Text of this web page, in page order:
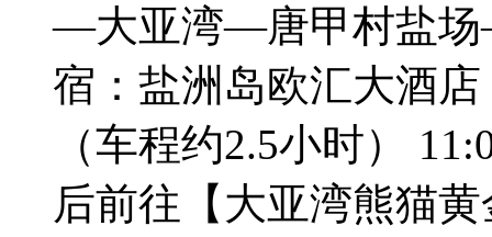
—大亚湾—唐甲村盐场
宿：盐洲岛欧汇大酒
（车程约2.5小时）
后前往【大亚湾熊猫